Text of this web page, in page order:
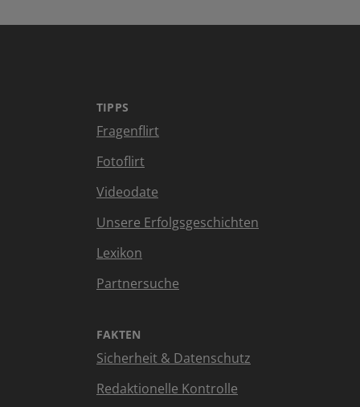
TIPPS
Fragenflirt
Fotoflirt
Videodate
Unsere Erfolgsgeschichten
Lexikon
Partnersuche
FAKTEN
Sicherheit & Datenschutz
Redaktionelle Kontrolle